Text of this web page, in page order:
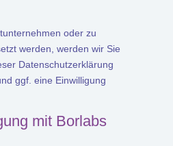
oder zu
werden, werden wir Sie
Datenschutzerklärung
ggf. eine Einwilligung
mit Borlabs